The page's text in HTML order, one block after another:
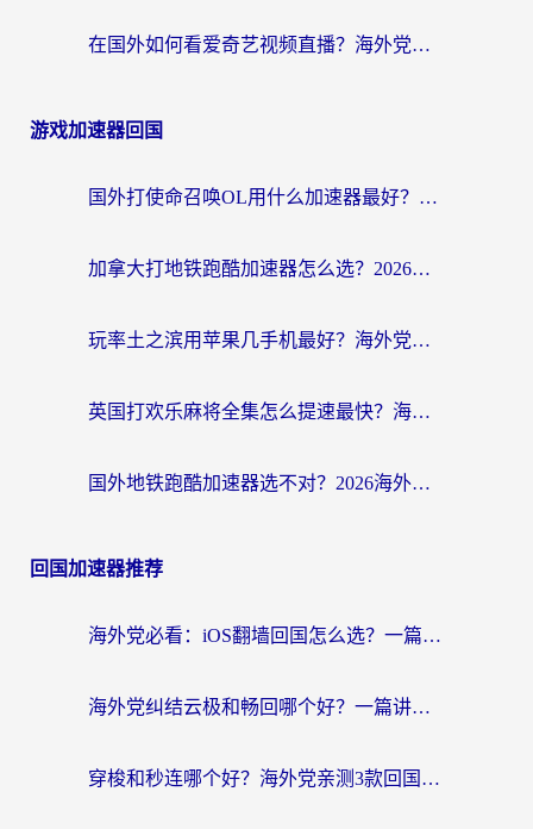
在国外如何看爱奇艺视频直播？海外党亲测有效的回国加速器指南
游戏加速器回国
国外打使命召唤OL用什么加速器最好？海外玩家国服畅玩全攻略（附小众游戏加速技巧）
加拿大打地铁跑酷加速器怎么选？2026海外玩家实测指南（附王国纪元保卫萝卜3加速技巧）
玩率土之滨用苹果几手机最好？海外党必看的国服游戏加速+设备选择指南
英国打欢乐麻将全集怎么提速最快？海外党亲测有效的国服游戏加速指南
国外地铁跑酷加速器选不对？2026海外玩家必看的国服游戏加速全攻略
回国加速器推荐
海外党必看：iOS翻墙回国怎么选？一篇搞定无缝访问国内资源
海外党纠结云极和畅回哪个好？一篇讲透回国加速器怎么选（附避坑指南）
穿梭和秒连哪个好？海外党亲测3款回国加速器，教你在国外正常浏览国内网站